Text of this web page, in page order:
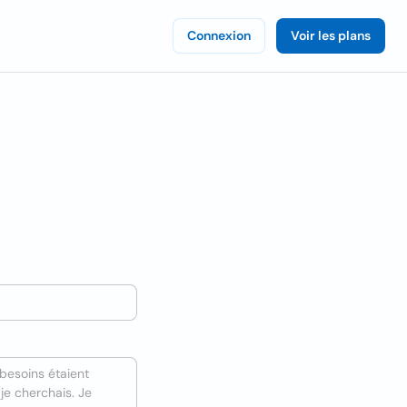
Connexion Voir les plans